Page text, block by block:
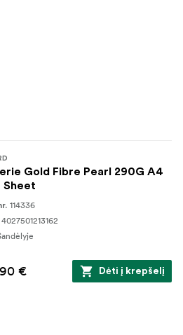
Gold Fibre Pearl 290G A4
Sheet
114336
4027501213162
€ Dėti į krepšelį